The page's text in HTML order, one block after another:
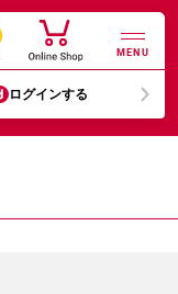
MENU
ログインする